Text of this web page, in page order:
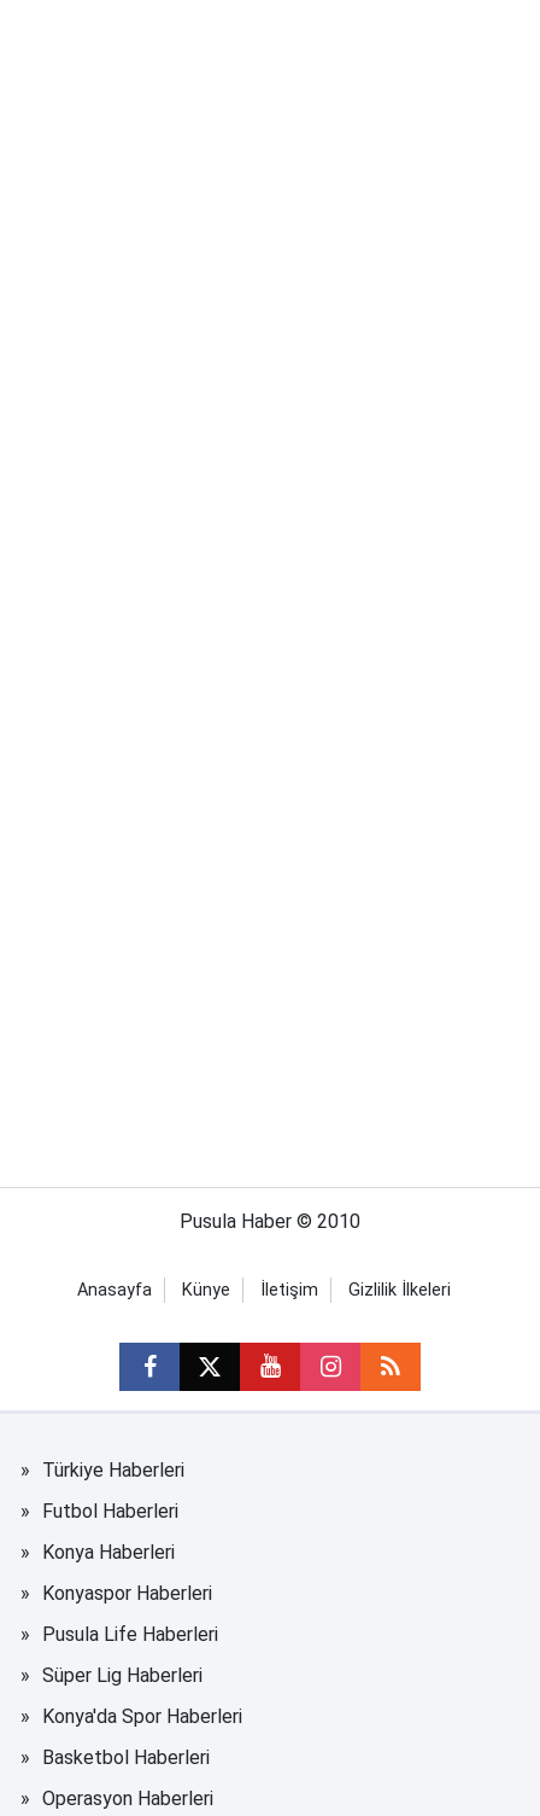
Pusula Haber © 2010
Anasayfa Künye İletişim Gizlilik İlkeleri
Türkiye Haberleri
Futbol Haberleri
Konya Haberleri
Konyaspor Haberleri
Pusula Life Haberleri
Süper Lig Haberleri
Konya'da Spor Haberleri
Basketbol Haberleri
Operasyon Haberleri